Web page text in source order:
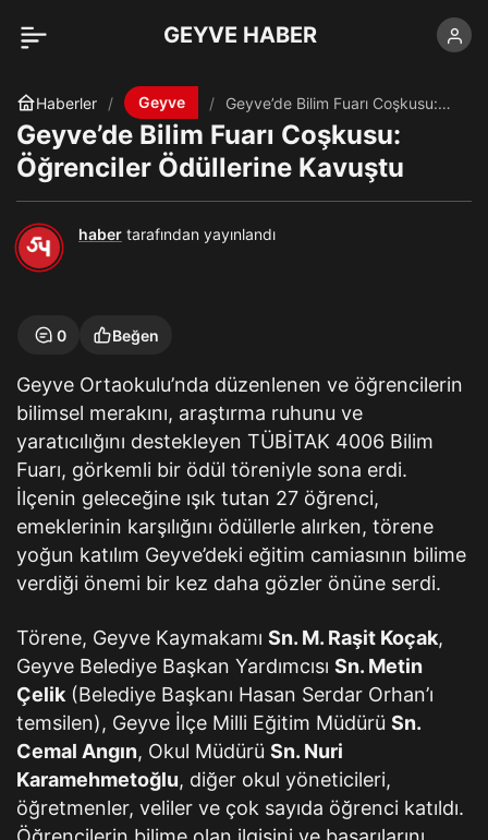
GEYVE HABER
Haberler Geyve
Geyve’de Bilim Fuarı Coşkusu:
Öğrenciler Ödüllerine Kavuştu
Geyve’de Bilim Fuarı Coşkusu:
Öğrenciler Ödüllerine Kavuştu
haber tarafından yayınlandı
0 Beğen
Geyve Ortaokulu’nda düzenlenen ve öğrencilerin
bilimsel merakını, araştırma ruhunu ve
yaratıcılığını destekleyen TÜBİTAK 4006 Bilim
Fuarı, görkemli bir ödül töreniyle sona erdi.
İlçenin geleceğine ışık tutan 27 öğrenci,
emeklerinin karşılığını ödüllerle alırken, törene
yoğun katılım Geyve’deki eğitim camiasının bilime
verdiği önemi bir kez daha gözler önüne serdi.
Törene, Geyve KaymakamıSn. M. Raşit Koçak,
Geyve Belediye Başkan YardımcısıSn. Metin
Çelik (Belediye Başkanı Hasan Serdar Orhan’ı
temsilen), Geyve İlçe Milli Eğitim MüdürüSn.
Cemal Angın, Okul MüdürüSn. Nuri
Karamehmetoğlu, diğer okul yöneticileri,
öğretmenler, veliler ve çok sayıda öğrenci katıldı.